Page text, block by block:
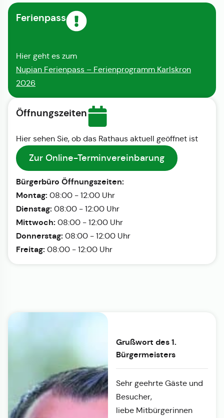
Ferienpass
Hier geht es zum
Nupian Ferienpass – Ferienprogramm Karlskron
2026
Öffnungszeiten
Hier sehen Sie, ob das Rathaus aktuell geöffnet ist
Zur Online-Terminvereinbarung
Bürgerbüro Öffnungszeiten:
Montag: 08:00 - 12:00 Uhr
Dienstag: 08:00 - 12:00 Uhr
Mittwoch: 08:00 - 12:00 Uhr
Donnerstag: 08:00 - 12:00 Uhr
Freitag: 08:00 - 12:00 Uhr
Grußwort des 1.
Bürgermeisters
Sehr geehrte Gäste und
Besucher,
liebe Mitbürgerinnen